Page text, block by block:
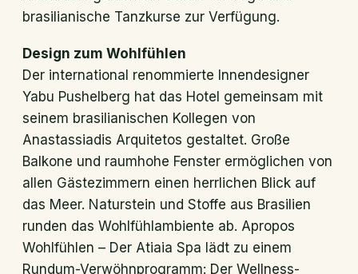
brasilianische Tanzkurse zur Verfügung.
Design zum Wohlfühlen
Der international renommierte Innendesigner
Yabu Pushelberg hat das Hotel gemeinsam mit
seinem brasilianischen Kollegen von
Anastassiadis Arquitetos gestaltet. Große
Balkone und raumhohe Fenster ermöglichen von
allen Gästezimmern einen herrlichen Blick auf
das Meer. Naturstein und Stoffe aus Brasilien
runden das Wohlfühlambiente ab. Apropos
Wohlfühlen – Der Atiaia Spa lädt zu einem
Rundum-Verwöhnprogramm: Der Wellness-